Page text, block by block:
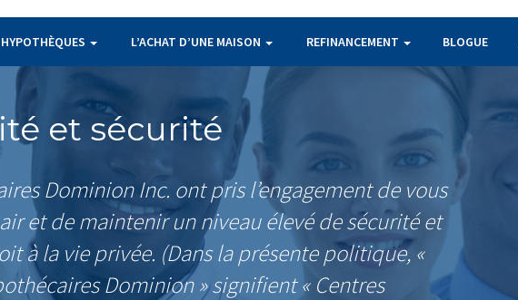
HYPOTHÈQUES L’ACHAT D’UNE MAISON REFINANCEMENT BLOGUE
et sécurité
Dominion Inc. ont pris l’engagement de vous
et de maintenir un niveau élevé de sécurité et
à la vie privée. (Dans la présente politique, «
Dominion » signifient « Centres